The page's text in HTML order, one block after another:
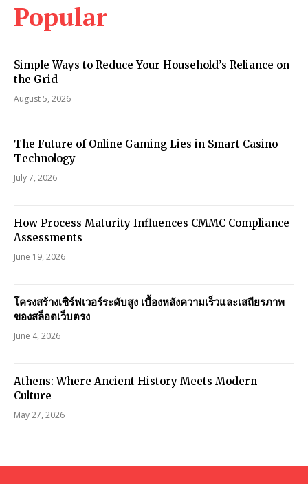
Popular
Simple Ways to Reduce Your Household’s Reliance on
the Grid
August 5, 2026
The Future of Online Gaming Lies in Smart Casino
Technology
July 7, 2026
How Process Maturity Influences CMMC Compliance
Assessments
June 19, 2026
โครงสร้างเซิร์ฟเวอร์ระดับสูง เบื้องหลังความเร็วและเสถียรภาพ
ของสล็อตเว็บตรง
June 4, 2026
Athens: Where Ancient History Meets Modern
Culture
May 27, 2026